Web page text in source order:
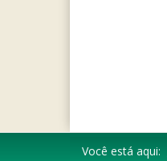
Você está aqui: